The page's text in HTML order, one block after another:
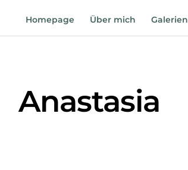
Homepage Über mich Galerien
Anastasia